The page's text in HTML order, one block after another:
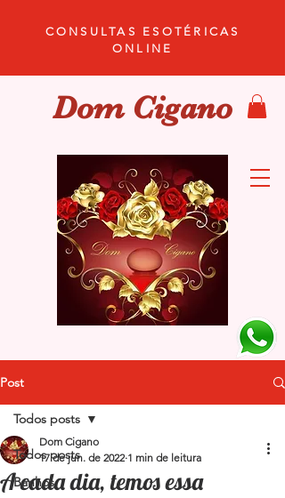
Dom Cigano
CONSULTAS ESOTÉRICAS
ONLINE
Post
Todos posts
Banhos
Todos posts
A cada dia, temos essa
Dom Cigano
17 de jun. de 2022 1 min de leitura